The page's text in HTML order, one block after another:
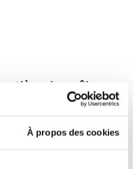
À propos des cookies
volontiers sur le